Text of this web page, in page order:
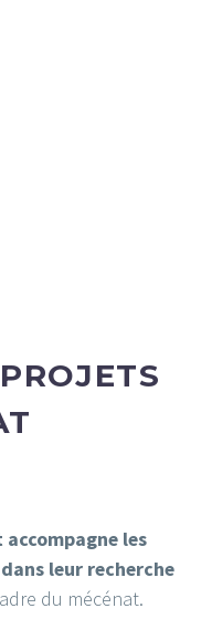
accompagne les
leur recherche
du mécénat.